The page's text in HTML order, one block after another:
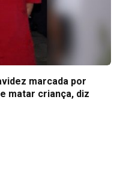
marcada por
matar criança, diz